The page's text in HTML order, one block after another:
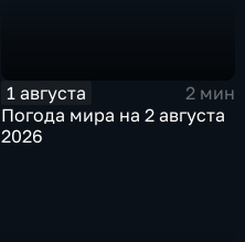
1 августа
2 мин
Погода мира на 2 августа
2026